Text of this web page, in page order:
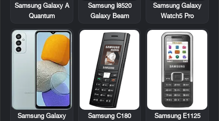
Samsung Galaxy
Watch5 Pro
Samsung I8520
Galaxy Beam
Samsung Galaxy A
Quantum
Samsung E1125
Samsung C180
Samsung Galaxy